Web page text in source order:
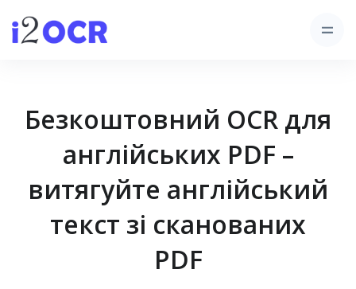
Безкоштовний OCR для
англійських PDF –
витягуйте англійський
текст зі сканованих
PDF